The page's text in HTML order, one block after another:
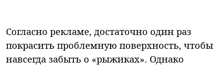
Согласно рекламе, достаточно один раз
покрасить проблемную поверхность, чтобы
навсегда забыть о «рыжиках». Однако